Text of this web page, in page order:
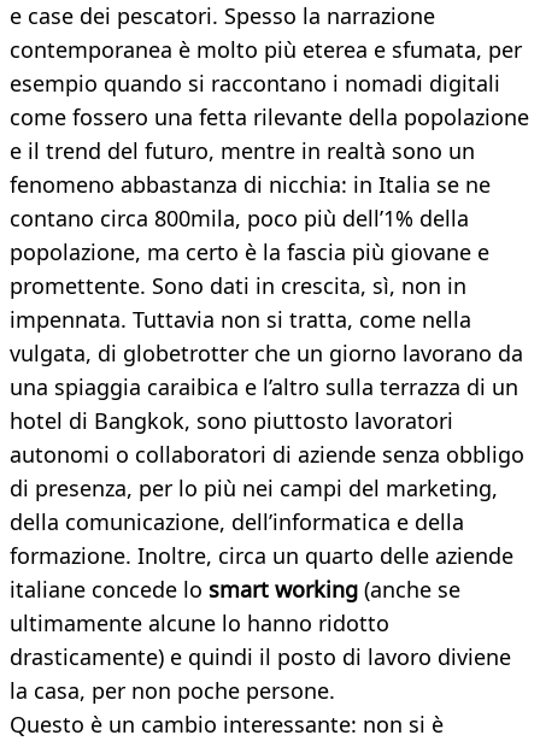
e case dei pescatori. Spesso la narrazione
contemporanea è molto più eterea e sfumata, per
esempio quando si raccontano i nomadi digitali
come fossero una fetta rilevante della popolazione
e il trend del futuro, mentre in realtà sono un
fenomeno abbastanza di nicchia: in Italia se ne
contano circa 800mila, poco più dell’1% della
popolazione, ma certo è la fascia più giovane e
promettente. Sono dati in crescita, sì, non in
impennata. Tuttavia non si tratta, come nella
vulgata, di globetrotter che un giorno lavorano da
una spiaggia caraibica e l’altro sulla terrazza di un
hotel di Bangkok, sono piuttosto lavoratori
autonomi o collaboratori di aziende senza obbligo
di presenza, per lo più nei campi del marketing,
della comunicazione, dell’informatica e della
formazione. Inoltre, circa un quarto delle aziende
italiane concede lo smart working (anche se
ultimamente alcune lo hanno ridotto
drasticamente) e quindi il posto di lavoro diviene
la casa, per non poche persone.
Questo è un cambio interessante: non si è